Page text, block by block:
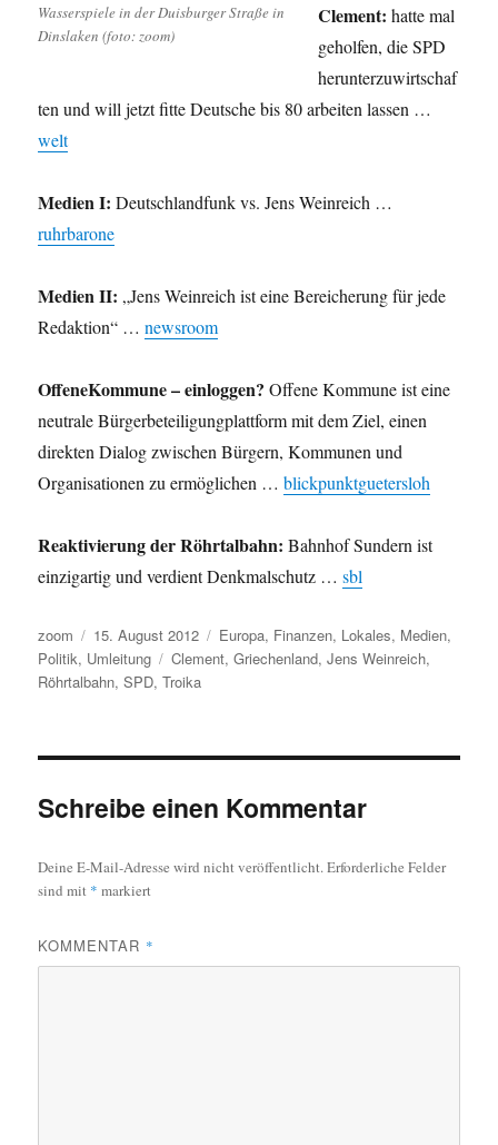
Wasserspiele in der Duisburger Straße in
Dinslaken (foto: zoom)
Clement:hatte mal
geholfen, die SPD
herunterzuwirtschaf
ten und will jetzt fitte Deutsche bis 80 arbeiten lassen …
welt
Medien I: Deutschlandfunk vs. Jens Weinreich …
ruhrbarone
Medien II: „Jens Weinreich ist eine Bereicherung für jede
Redaktion“ …newsroom
OffeneKommune – einloggen? Offene Kommune ist eine
neutrale Bürgerbeteiligungplattform mit dem Ziel, einen
direkten Dialog zwischen Bürgern, Kommunen und
Organisationen zu ermöglichen …blickpunktguetersloh
Reaktivierung der Röhrtalbahn: Bahnhof Sundern ist
einzigartig und verdient Denkmalschutz …sbl
Autor
zoom
Veröffentlicht
am
15. August 2012 Kategorien
Europa, Finanzen, Lokales, Medien,
Politik, Umleitung Schlagwörter
Clement,Griechenland,Jens Weinreich,
Röhrtalbahn,SPD,Troika
Schreibe einen Kommentar
Deine E-Mail-Adresse wird nicht veröffentlicht.Erforderliche Felder
sind mit * markiert
KOMMENTAR *